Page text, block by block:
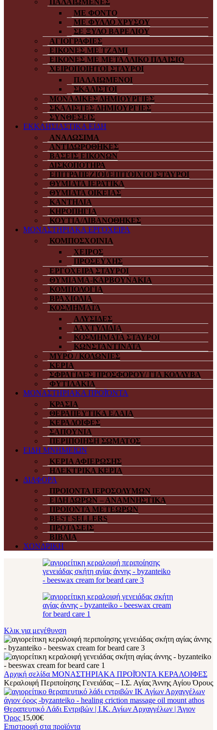
ΠΑΛΑΙΩΜΕΝΕΣ
ΜΕ ΦΟΝΤΟ
ΜΕ ΦΥΛΛΟ ΧΡΥΣΟΥ
ΣΕ ΞΥΛΟ ΒΑΡΕΛΙΟΥ
ΑΓΙΟΓΡΑΦΙΕΣ
ΕΙΚΟΝΕΣ ΜΕ ΤΖΑΜΙ
ΕΙΚΟΝΕΣ ΜΕ ΜΕΤΑΛΛΙΚΟ ΠΛΑΙΣΙΟ
ΧΕΙΡΟΠΟΙΗΤΟΙ ΣΤΑΥΡΟΙ
ΠΑΛΑΙΩΜΕΝΟΙ
ΣΚΑΛΙΣΤΟΙ
ΜΟΝΑΔΙΚΕΣ ΔΗΜΙΟΥΡΓΙΕΣ
ΣΚΑΛΙΣΤΕΣ ΔΗΜΙΟΥΡΓΙΕΣ
ΣΥΝΘΕΣΕΙΣ
ΕΚΚΛΗΣΙΑΣΤΙΚΑ ΕΙΔΗ
ΑΝΑΛΩΣΙΜΑ
ΑΝΤΙΔΩΡΟΘΗΚΕΣ
ΒΑΣΕΙΣ ΕΙΚΟΝΩΝ
ΔΙΣΚΟΠΟΤΗΡΑ
ΕΠΙΤΡΑΠΕΖΙΟΙ/ΕΠΙΤΟΙΧΙΟΙ ΣΤΑΥΡΟΙ
ΘΥΜΙΑΤΑ ΙΕΡΑΤΙΚΑ
ΘΥΜΙΑΤΑ ΟΙΚΕΙΑΣ
ΚΑΝΤΗΛΙΑ
ΚΗΡΟΠΗΓΙΑ
ΚΟΥΤΙΑ/ΛΙΒΑΝΟΘΗΚΕΣ
ΜΟΝΑΣΤΗΡΙΑΚΑ ΕΡΓΟΧΕΙΡΑ
ΚΟΜΠΟΣΧΟΙΝΙΑ
ΧΕΙΡΟΣ
ΠΡΟΣΕΥΧΗΣ
ΕΡΓΟΧΕΙΡΑ ΣΤΑΥΡΟΙ
ΘΥΜΙΑΜΑ-ΚΑΡΒΟΥΝΑΚΙΑ
ΚΟΜΠΟΛΟΓΙΑ
ΒΡΑΧΙΟΛΙΑ
ΚΟΣΜΗΜΑΤΑ
ΑΛΥΣΙΔΕΣ
ΔΑΧΤΥΛΙΔΙΑ
ΚΟΣΜΗΜΑΤΑ ΣΤΑΥΡΟΙ
ΚΩΝΣΤΑΝΤΙΝΑΤΑ
ΜΥΡΟ / ΚΟΛΩΝΙΕΣ
ΚΕΡΙΑ
ΣΦΡΑΓΙΔΕΣ ΠΡΟΣΦΟΡΟΥ/ ΓΙΑ ΚΟΛΛΥΒΑ
ΦΥΤΙΛΑΚΙΑ
ΜΟΝΑΣΤΗΡΙΑΚΑ ΠΡΟΪΌΝΤΑ
ΚΡΑΣΙΑ
ΘΕΡΑΠΕΥΤΙΚΑ ΕΛΑΙΑ
ΚΕΡΑΛΟΙΦΕΣ
ΣΑΠΟΥΝΙΑ
ΠΕΡΙΠΟΙΗΣΗ ΣΩΜΑΤΟΣ
ΕΙΔΗ ΜΝΗΜΕΙΩΝ
ΚΕΡΙΑ ΑΦΙΕΡΩΣΗΣ
ΗΛΕΚΤΡΙΚΑ ΚΕΡΙΑ
ΔΙΑΦΟΡΑ
ΠΡΟΙΟΝΤΑ ΙΕΡΟΣΟΛΥΜΩΝ
ΕΙΔΗ ΔΩΡΩΝ – ΑΝΑΜΝΗΣΤΙΚΑ
ΠΡΟΙΟΝΤΑ ΜΕΤΕΩΡΩΝ
BEST SELLERS
ΠΡΟΤΑΣΕΙΣ
ΒΙΒΛΙΑ
ΧΟΝΔΡΙΚΗ
Κλικ για μεγέθυνση
Αρχική σελίδα ΜΟΝΑΣΤΗΡΙΑΚΑ ΠΡΟΪΌΝΤΑ ΚΕΡΑΛΟΙΦΕΣ
Κεραλοιφή Περιποίησης Γενειάδας – Ι.Σ. Αγίας Άννης Αγίου Όρους
Θεραπευτικό Λάδι Εντριβών | Ι.Κ. Αγίων Αρχαγγέλων | Άγιον
Όρος 15,00€
Επιστροφή στα προϊόντα